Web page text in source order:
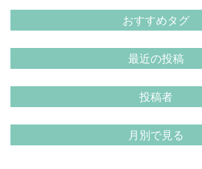
おすすめタグ
最近の投稿
投稿者
月別で見る